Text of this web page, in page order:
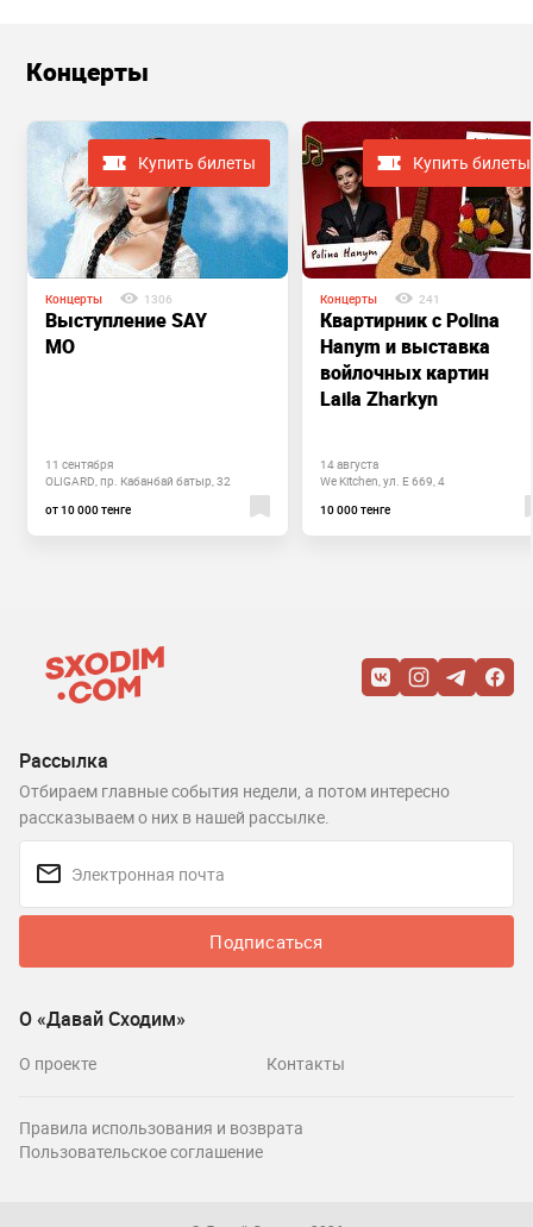
Концерты
Купить билеты
Концерты 1306
Выступление SAY
MO
11 сентября
OLIGARD, пр. Кабанбай батыр, 32
от 10 000 тенге
Купить билеты
Концерты 241
Квартирник с Polina
Hanym и выставка
войлочных картин
Laila Zharkyn
14 августа
We Kitchen, ул. Е 669, 4
10 000 тенге
Рассылка
Отбираем главные события недели, а потом интересно
рассказываем о них в нашей рассылке.
Подписаться
О «Давай Сходим»
О проекте Контакты
Правила использования и возврата
Пользовательское соглашение